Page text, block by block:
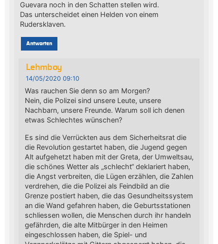
Guevara noch in den Schatten stellen wird.
Das unterscheidet einen Helden von einem
Rudersklaven.
Antworten
Lehmboy
14/05/2020 09:10
Was rauchen Sie denn so am Morgen?
Nein, die Polizei sind unsere Leute, unsere
Nachbarn, unsere Freunde. Warum soll ich denen
etwas Schlechtes wünschen?
Es sind die Verrückten aus dem Sicherheitsrat die
die Revolution gestartet haben, die Jugend gegen
Alt aufgehetzt haben mit der Greta, der Umweltsau,
die schönes Wetter als „schlecht“ deklariert haben,
die Angst verbreiten, die Lügen erzählen, die Zahlen
verdrehen, die die Polizei als Feindbild an die
Grenze postiert haben, die das Gesundheitssystem
an die Wand gefahren haben, die Geburtsstationen
schliessen wollen, die Menschen durch ihr handeln
gefährden, die alte Mitbürger in den Heimen
eingeschlossen haben, die Spiel- und